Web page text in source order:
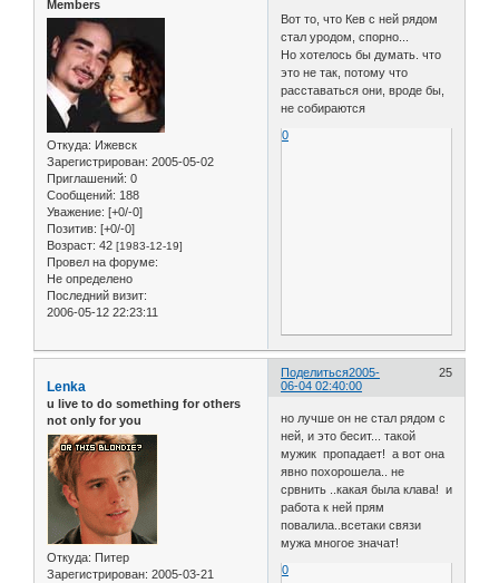
Members
Откуда: Ижевск
Зарегистрирован: 2005-05-02
Приглашений: 0
Сообщений: 188
Уважение: [+0/-0]
Позитив: [+0/-0]
Возраст: 42 [1983-12-19]
Провел на форуме:
Не определено
Последний визит:
2006-05-12 22:23:11
Вот то, что Кев с ней рядом
стал уродом, спорно...
Но хотелось бы думать. что
это не так, потому что
расставаться они, вроде бы,
не собираются
0
Поделиться 25
2005-
06-04 02:40:00
Lenka
u live to do something for others
not only for you
Откуда: Питер
Зарегистрирован: 2005-03-21
но лучше он не стал рядом с
ней, и это бесит... такой
мужик пропадает! а вот она
явно похорошела.. не
срвнить ..какая была клава! и
работа к ней прям
повалила..всетаки связи
мужа многое значат!
0